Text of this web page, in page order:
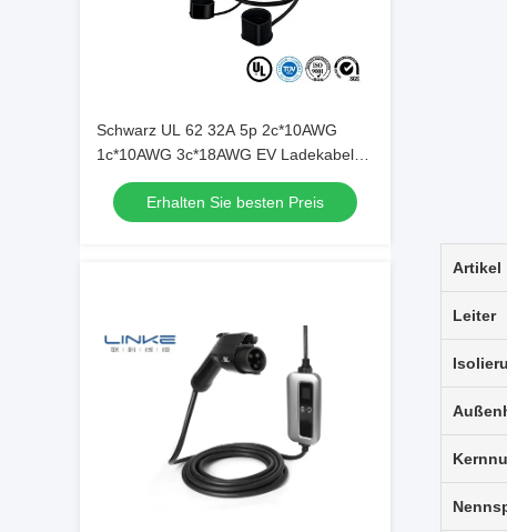
Schwarz UL 62 32A 5p 2c*10AWG
1c*10AWG 3c*18AWG EV Ladekabel
mit Kupferdrähten
Erhalten Sie besten Preis
Artikel
Leiter